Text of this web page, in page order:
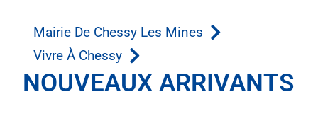
Mairie De Chessy Les Mines
Vivre À Chessy
NOUVEAUX ARRIVANTS